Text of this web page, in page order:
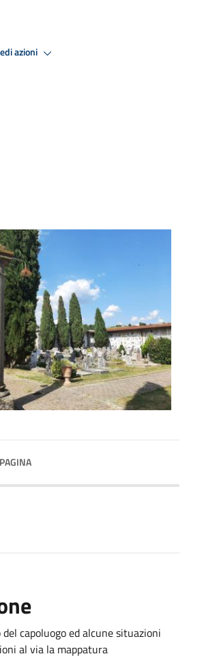
azioni
capoluogo ed alcune situazioni
al via la mappatura